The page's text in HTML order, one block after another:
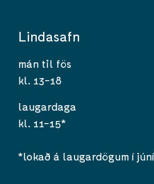
Lindasafn
mán til fös
kl. 13-18
laugardaga
kl. 11-15*
*lokað á laugardögum í